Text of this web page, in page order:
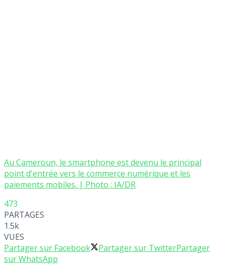
Au Cameroun, le smartphone est devenu le principal
point d'entrée vers le commerce numérique et les
paiements mobiles. | Photo : IA/DR
473
PARTAGES
1.5k
VUES
Partager sur Facebook
Partager sur TwitterPartager
sur WhatsApp